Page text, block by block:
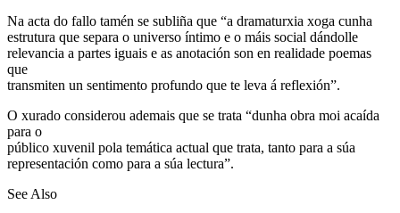
Na acta do fallo tamén se subliña que “a dramaturxia xoga cunha
estrutura que separa o universo íntimo e o máis social dándolle
relevancia a partes iguais e as anotación son en realidade poemas
que
transmiten un sentimento profundo que te leva á reflexión”.
O xurado considerou ademais que se trata “dunha obra moi acaída
para o
público xuvenil pola temática actual que trata, tanto para a súa
representación como para a súa lectura”.
See Also